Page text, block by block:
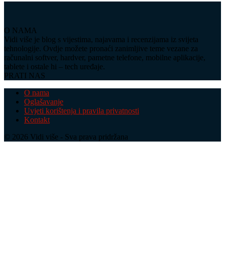
O NAMA
Vidi više je blog s vijestima, najavama i recenzijama iz svijeta
tehnologije. Ovdje možete pronaći zanimljive teme vezane za
računalni softver, hardver, pametne telefone, mobilne aplikacije,
tablete i ostale hi – tech uređaje.
PRATI NAS
O nama
Oglašavanje
Uvjeti korištenja i pravila privatnosti
Kontakt
© 2026 Vidi više - Sva prava pridržana